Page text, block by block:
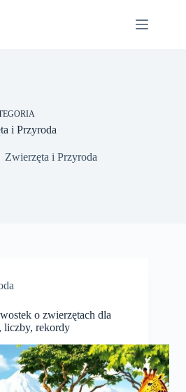
i Przyroda
Zwierzęta i Przyroda
o zwierzętach dla
liczby, rekordy